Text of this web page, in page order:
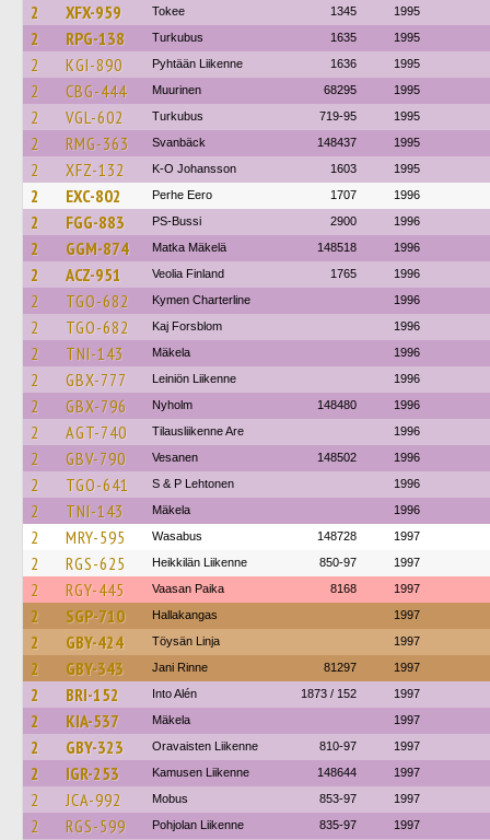
2 XFX-959 Tokee 1345 1995
2 RPG-138 Turkubus 1635 1995
2 KGI-890 Pyhtään Liikenne 1636 1995
2 CBG-444 Muurinen 68295 1995
2 VGL-602 Turkubus 719-95 1995
2 RMG-363 Svanbäck 148437 1995
2 XFZ-132 K-O Johansson 1603 1995
2 EXC-802 Perhe Eero 1707 1996
2 FGG-883 PS-Bussi 2900 1996
2 GGM-874 Matka Mäkelä 148518 1996
2 ACZ-951 Veolia Finland 1765 1996
2 TGO-682 Kymen Charterline 1996
2 TGO-682 Kaj Forsblom 1996
2 TNI-143 Mäkela 1996
2 GBX-777 Leiniön Liikenne 1996
2 GBX-796 Nyholm 148480 1996
2 AGT-740 Tilausliikenne Are 1996
2 GBV-790 Vesanen 148502 1996
2 TGO-641 S & P Lehtonen 1996
2 TNI-143 Mäkela 1996
2 MRY-595 Wasabus 148728 1997
2 RGS-625 Heikkilän Liikenne 850-97 1997
2 RGY-445 Vaasan Paika 8168 1997
2 SGP-710 Hallakangas 1997
2 GBY-424 Töysän Linja 1997
2 GBY-343 Jani Rinne 81297 1997
2 BRI-152 Into Alén 1873 / 152 1997
2 KIA-537 Mäkela 1997
2 GBY-323 Oravaisten Liikenne 810-97 1997
2 IGR-253 Kamusen Liikenne 148644 1997
2 JCA-992 Mobus 853-97 1997
2 RGS-599 Pohjolan Liikenne 835-97 1997